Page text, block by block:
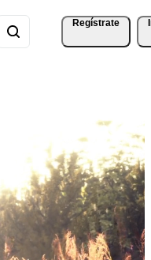
Regístrate